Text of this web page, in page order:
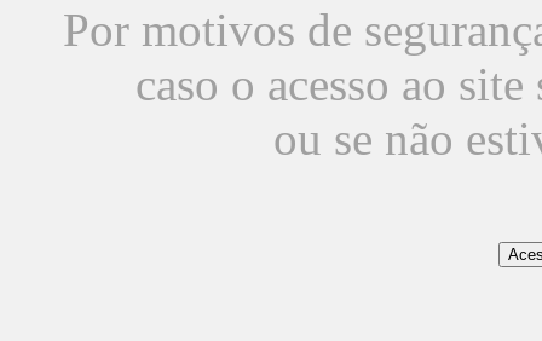
Por motivos de
caso o acesso ao
ou se não